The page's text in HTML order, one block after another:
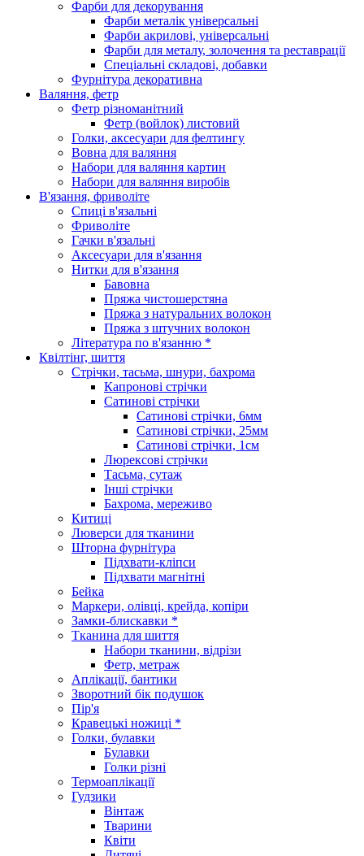
Фарби для декорування
Фарби металік універсальні
Фарби акрилові, універсальні
Фарби для металу, золочення та реставрації
Спеціальні складові, добавки
Фурнітура декоративна
Валяння, фетр
Фетр різноманітний
Фетр (войлок) листовий
Голки, аксесуари для фелтингу
Вовна для валяння
Набори для валяння картин
Набори для валяння виробів
В'язання, фриволіте
Спиці в'язальні
Фриволіте
Гачки в'язальні
Аксесуари для в'язання
Нитки для в'язання
Бавовна
Пряжа чистошерстяна
Пряжа з натуральних волокон
Пряжа з штучних волокон
Література по в'язанню *
Квілтінг, шиття
Стрічки, тасьма, шнури, бахрома
Капронові стрічки
Сатинові стрічки
Сатинові стрічки, 6мм
Сатинові стрічки, 25мм
Сатинові стрічки, 1см
Люрексові стрічки
Тасьма, сутаж
Інші стрічки
Бахрома, мереживо
Китиці
Люверси для тканини
Шторна фурнітура
Підхвати-кліпси
Підхвати магнітні
Бейка
Маркери, олівці, крейда, копіри
Замки-блискавки *
Тканина для шиття
Набори тканини, відрізи
Фетр, метраж
Аплікації, бантики
Зворотний бік подушок
Пір'я
Кравецькі ножиці *
Голки, булавки
Булавки
Голки різні
Термоаплікації
Гудзики
Вінтаж
Тварини
Квіти